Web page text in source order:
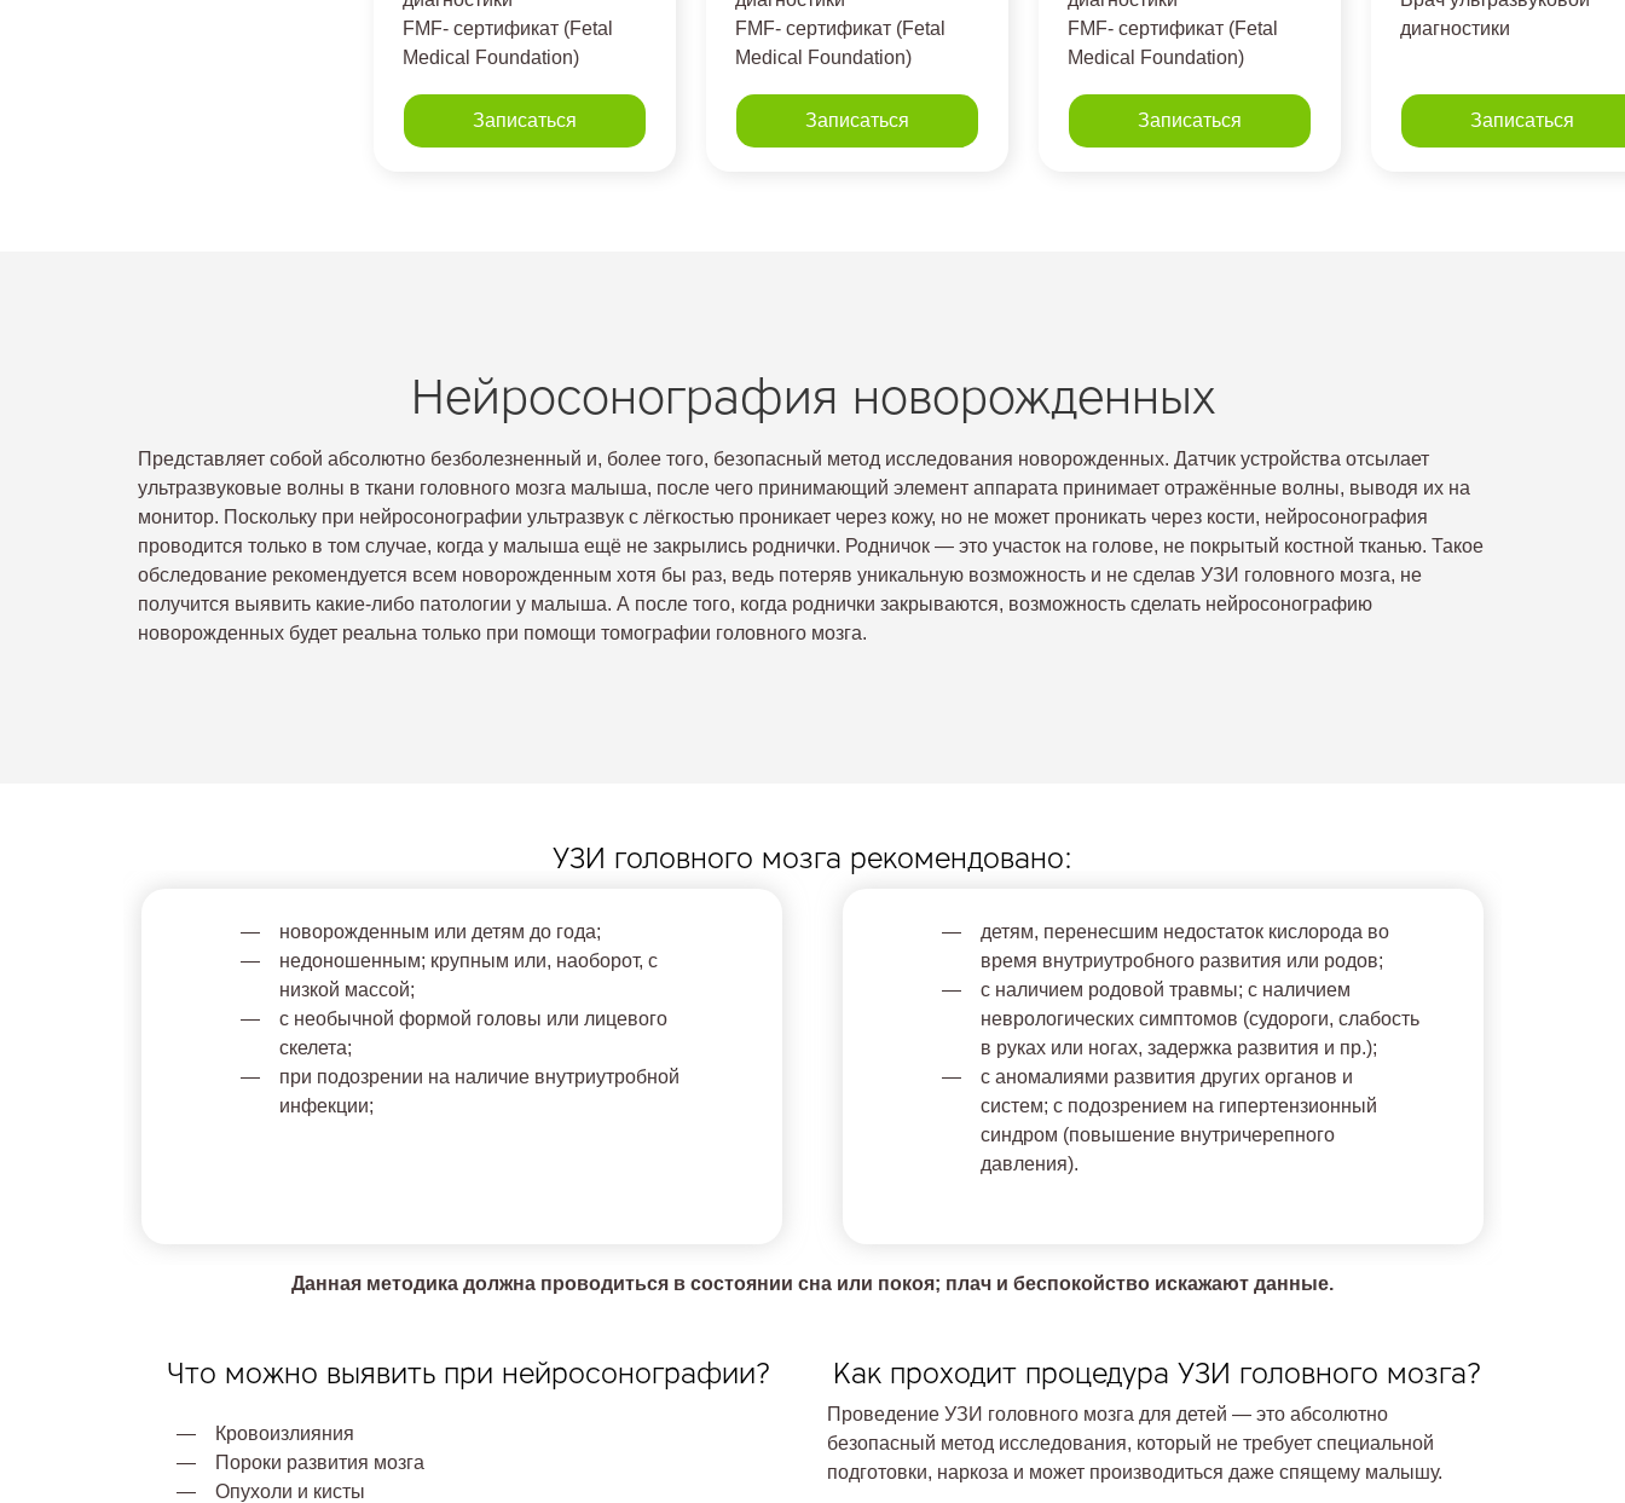
FMF- сертификат (Fetal
Medical Foundation)
Записаться
FMF- сертификат (Fetal
Medical Foundation)
Записаться
FMF- сертификат (Fetal
Medical Foundation)
Записаться
диагностики
Записаться
Нейросонография новорожденных
Представляет собой абсолютно безболезненный и, более того, безопасный метод исследования новорожденных. Датчик устройства отсылает
ультразвуковые волны в ткани головного мозга малыша, после чего принимающий элемент аппарата принимает отражённые волны, выводя их на
монитор. Поскольку при нейросонографии ультразвук с лёгкостью проникает через кожу, но не может проникать через кости, нейросонография
проводится только в том случае, когда у малыша ещё не закрылись роднички. Родничок — это участок на голове, не покрытый костной тканью. Такое
обследование рекомендуется всем новорожденным хотя бы раз, ведь потеряв уникальную возможность и не сделав УЗИ головного мозга, не
получится выявить какие-либо патологии у малыша. А после того, когда роднички закрываются, возможность сделать нейросонографию
новорожденных будет реальна только при помощи томографии головного мозга.
УЗИ головного мозга рекомендовано:
новорожденным или детям до года;
недоношенным; крупным или, наоборот, с
низкой массой;
с необычной формой головы или лицевого
скелета;
при подозрении на наличие внутриутробной
инфекции;
детям, перенесшим недостаток кислорода во
время внутриутробного развития или родов;
с наличием родовой травмы; с наличием
неврологических симптомов (судороги, слабость
в руках или ногах, задержка развития и пр.);
с аномалиями развития других органов и
систем; с подозрением на гипертензионный
синдром (повышение внутричерепного
давления).
Данная методика должна проводиться в состоянии сна или покоя; плач и беспокойство искажают данные.
Что можно выявить при нейросонографии?
Кровоизлияния
Пороки развития мозга
Опухоли и кисты
Как проходит процедура УЗИ головного мозга?
Проведение УЗИ головного мозга для детей — это абсолютно
безопасный метод исследования, который не требует специальной
подготовки, наркоза и может производиться даже спящему малышу.